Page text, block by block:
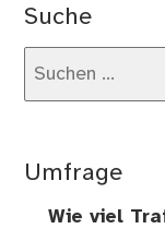
Suche
Umfrage
Wie viel